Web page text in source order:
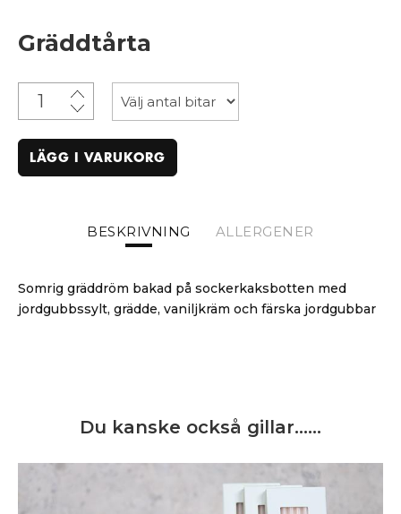
Gräddtårta
LÄGG I VARUKORG
BESKRIVNING ALLERGENER
Somrig gräddröm bakad på sockerkaksbotten med
jordgubbssylt, grädde, vaniljkräm och färska jordgubbar
Du kanske också gillar……